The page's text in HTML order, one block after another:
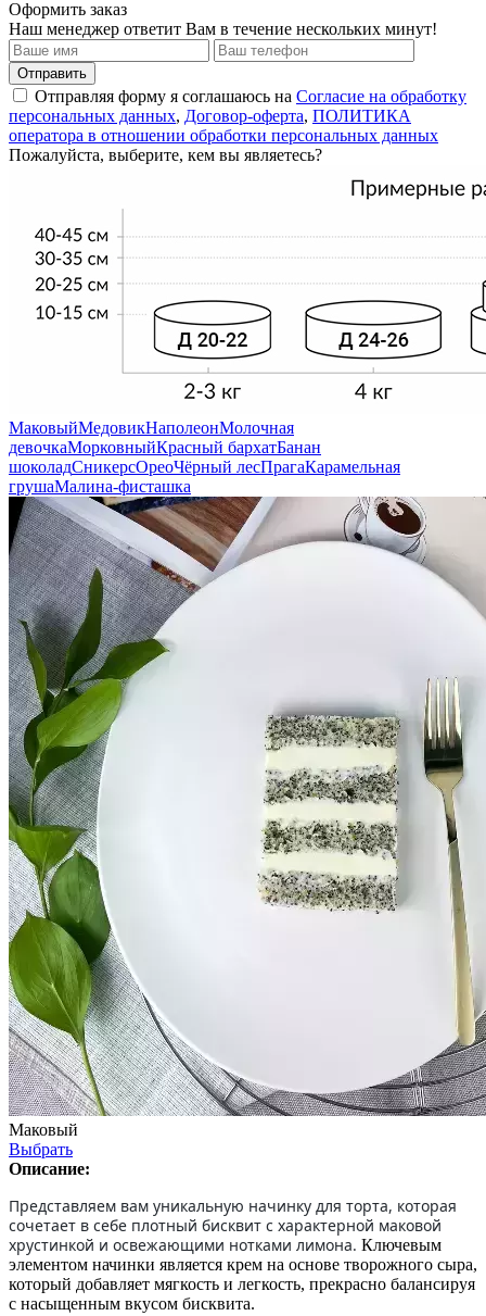
Оформить заказ
Наш менеджер ответит Вам в течение нескольких минут!
Отправить
Отправляя форму я соглашаюсь на Согласие на обработку
персональных данных, Договор-оферта, ПОЛИТИКА
оператора в отношении обработки персональных данных
Пожалуйста, выберите, кем вы являетесь?
МаковыйМедовикНаполеонМолочная
девочкаМорковныйКрасный бархатБанан
шоколадСникерсОреоЧёрный лесПрагаКарамельная
грушаМалина-фисташка
Маковый
Выбрать
Описание:
Представляем вам уникальную начинку для торта, которая
сочетает в себе плотный бисквит с характерной маковой
хрустинкой и освежающими нотками лимона. Ключевым
элементом начинки является крем на основе творожного сыра,
который добавляет мягкость и легкость, прекрасно балансируя
с насыщенным вкусом бисквита.